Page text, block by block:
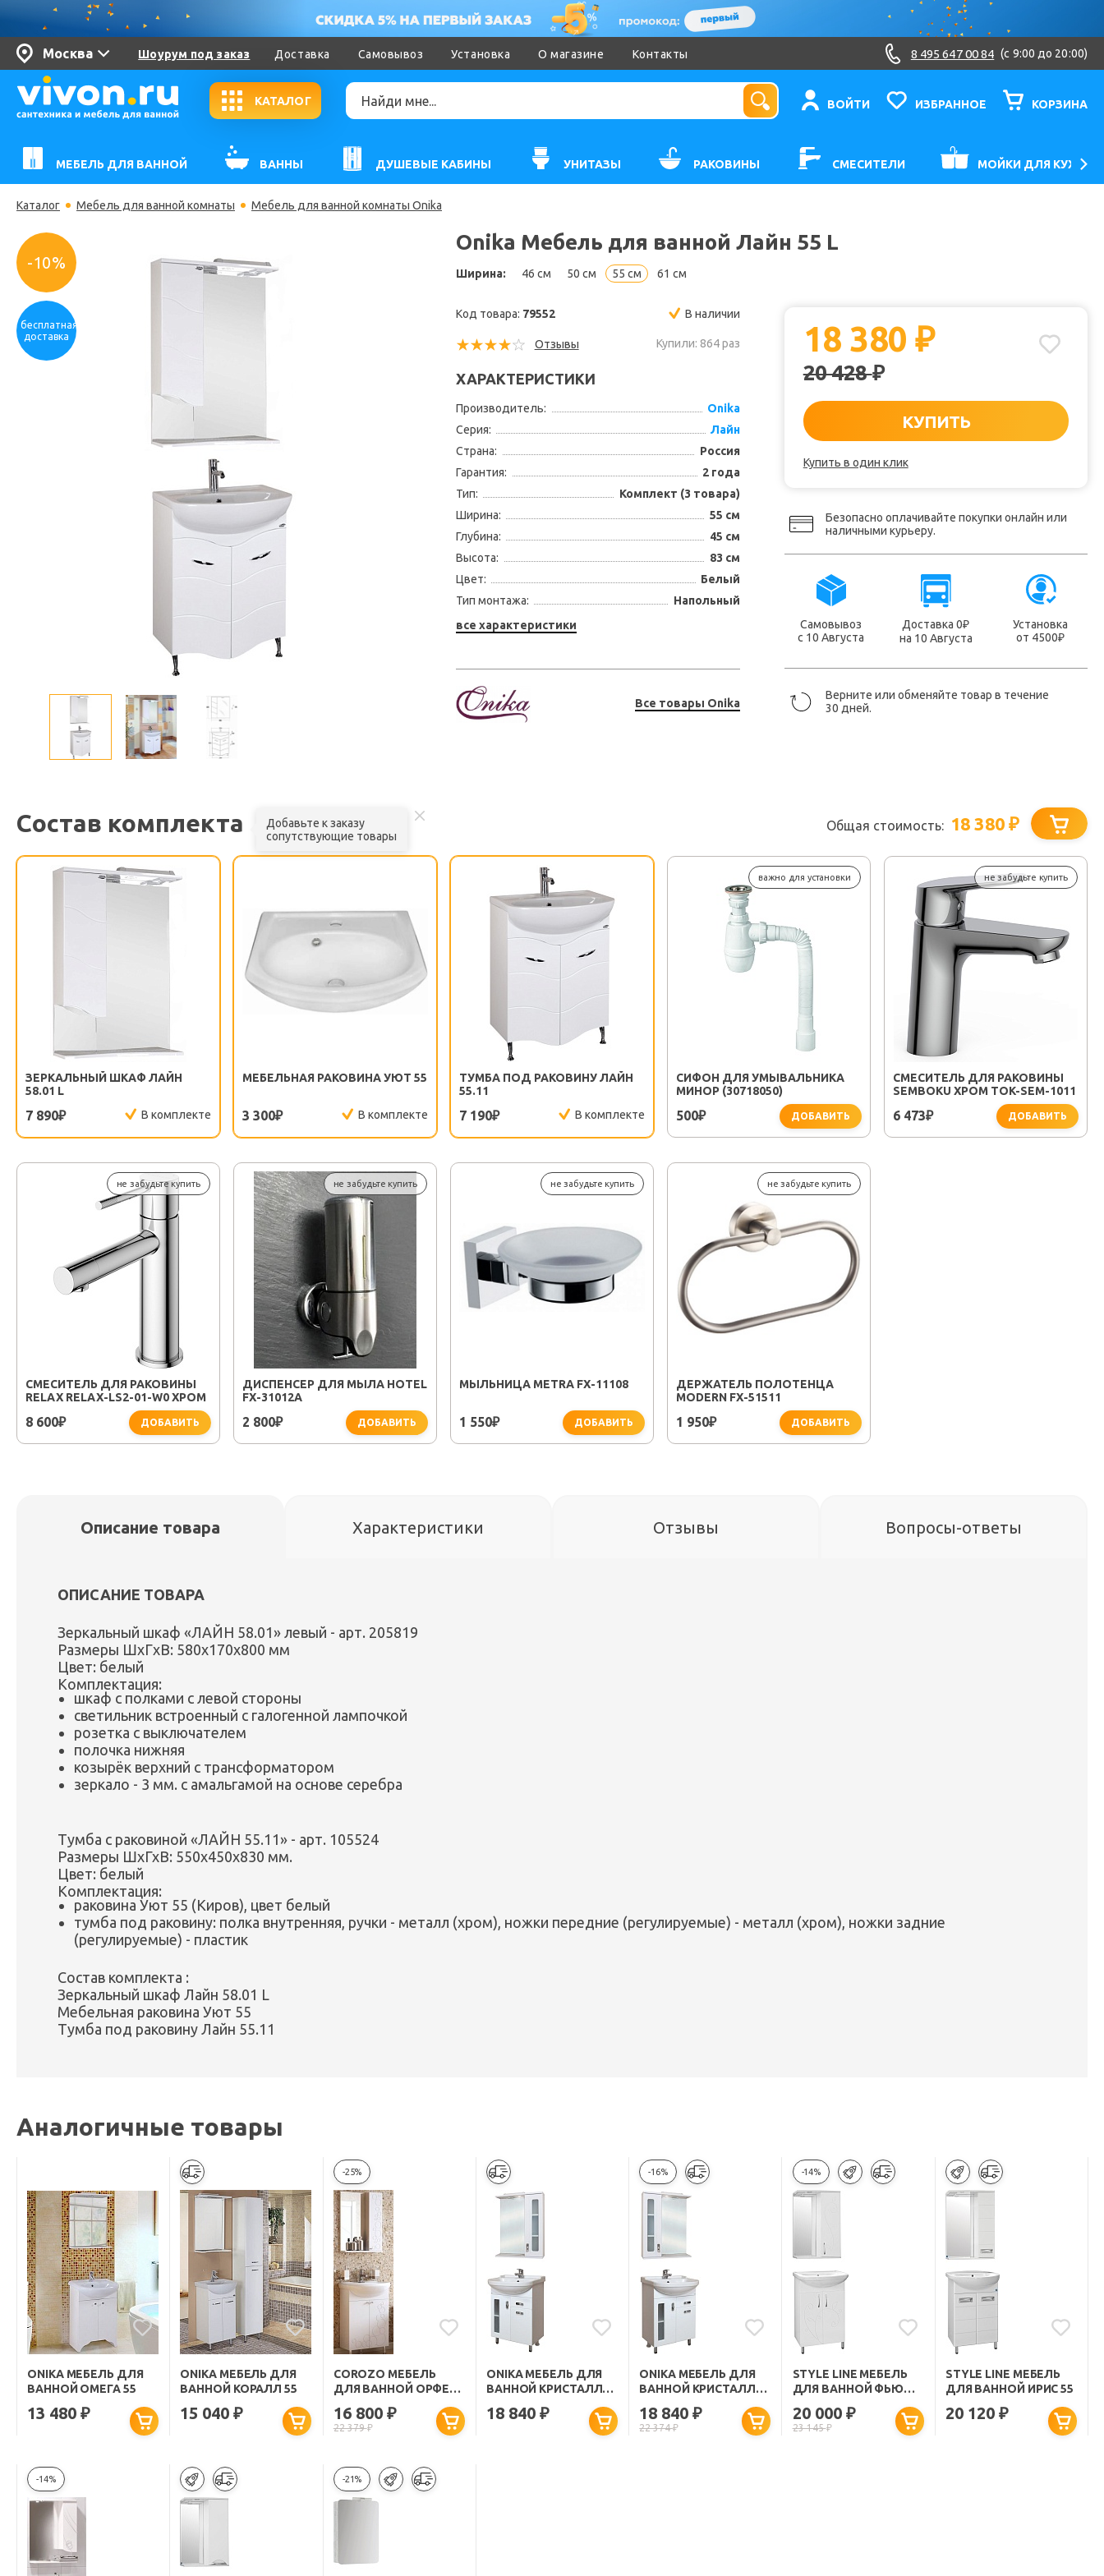
Москва Шоурум под заказ Доставка Самовывоз Установка О магазине Контакты 8 495 647 00 84 (c 9:00 до 20:00)
КАТАЛОГ ВОЙТИ ИЗБРАННОЕ КОРЗИНА
МЕБЕЛЬ ДЛЯ ВАННОЙ ВАННЫ ДУШЕВЫЕ КАБИНЫ УНИТАЗЫ РАКОВИНЫ СМЕСИТЕЛИ МОЙКИ ДЛЯ КУХНИ
Каталог Мебель для ванной комнаты Мебель для ванной комнаты Onika
-10%
бесплатная
доставка
Onika Мебель для ванной Лайн 55 L
Ширина: 46 см 50 см 55 см 61 см
Код товара: 79552 В наличии
Отзывы Купили: 864 раз
ХАРАКТЕРИСТИКИ
Производитель:
Onika
Серия:
Лайн
Страна:
Россия
Гарантия:
2 года
Тип:
Комплект (3 товара)
Ширина:
55 см
Глубина:
45 см
Высота:
83 см
Цвет:
Белый
Тип монтажа:
Напольный
все характеристики
Все товары Onika
18 380₽
20 428₽
КУПИТЬ
Купить в один клик
Безопасно оплачивайте покупки онлайн или
наличными курьеру.
Самовывоз
с 10 Августа
Доставка 0₽
на 10 Августа
Установка
от 4500₽
Верните или обменяйте товар в течение
30 дней.
Состав комплекта
Добавьте к заказу
сопутствующие товары
Общая стоимость: 18 380₽
ЗЕРКАЛЬНЫЙ ШКАФ ЛАЙН
58.01 L
7 890₽ В комплекте
МЕБЕЛЬНАЯ РАКОВИНА УЮТ 55
3 300₽ В комплекте
ТУМБА ПОД РАКОВИНУ ЛАЙН
55.11
7 190₽ В комплекте
важно для установки
СИФОН ДЛЯ УМЫВАЛЬНИКА
МИНОР (30718050)
500₽ ДОБАВИТЬ
не забудьте купить
СМЕСИТЕЛЬ ДЛЯ РАКОВИНЫ
SEMBOKU ХРОМ TOK-SEM-1011
6 473₽ ДОБАВИТЬ
не забудьте купить
СМЕСИТЕЛЬ ДЛЯ РАКОВИНЫ
RELAX RELAX-LS2-01-W0 ХРОМ
8 600₽ ДОБАВИТЬ
не забудьте купить
ДИСПЕНСЕР ДЛЯ МЫЛА HOTEL
FX-31012A
2 800₽ ДОБАВИТЬ
не забудьте купить
МЫЛЬНИЦА METRA FX-11108
1 550₽ ДОБАВИТЬ
не забудьте купить
ДЕРЖАТЕЛЬ ПОЛОТЕНЦА
MODERN FX-51511
1 950₽ ДОБАВИТЬ
Описание товара Характеристики Отзывы Вопросы-ответы
ОПИСАНИЕ ТОВАРА
Зеркальный шкаф «ЛАЙН 58.01» левый - арт. 205819
Размеры ШxГxВ: 580х170х800 мм
Цвет: белый
Комплектация:
шкаф с полками с левой стороны
светильник встроенный с галогенной лампочкой
розетка с выключателем
полочка нижняя
козырёк верхний с трансформатором
зеркало - 3 мм. с амальгамой на основе серебра
Тумба с раковиной «ЛАЙН 55.11» - арт. 105524
Размеры ШхГхВ: 550х450х830 мм.
Цвет: белый
Комплектация:
раковина Уют 55 (Киров), цвет белый
тумба под раковину: полка внутренняя, ручки - металл (хром), ножки передние (регулируемые) - металл (хром), ножки задние
(регулируемые) - пластик
Состав комплекта :
Зеркальный шкаф Лайн 58.01 L
Мебельная раковина Уют 55
Тумба под раковину Лайн 55.11
Аналогичные товары
ONIKA МЕБЕЛЬ ДЛЯ
ВАННОЙ ОМЕГА 55
13 480₽
ONIKA МЕБЕЛЬ ДЛЯ
ВАННОЙ КОРАЛЛ 55
15 040₽
-25%
COROZO МЕБЕЛЬ
ДЛЯ ВАННОЙ ОРФЕЙ
16 800 ₽
22 379₽
ONIKA МЕБЕЛЬ ДЛЯ
ВАННОЙ КРИСТАЛЛ
55 R С ЯЩИКОМ
18 840 ₽
-16%
ONIKA МЕБЕЛЬ ДЛЯ
ВАННОЙ КРИСТАЛЛ
55 L С ЯЩИКОМ
18 840₽
22 374₽
-14%
STYLE LINE МЕБЕЛЬ
ДЛЯ ВАННОЙ ФЬЮЖН
20 000 ₽
23 145₽
STYLE LINE МЕБЕЛЬ
ДЛЯ ВАННОЙ ИРИС 55
20 120 ₽
-14% -21%